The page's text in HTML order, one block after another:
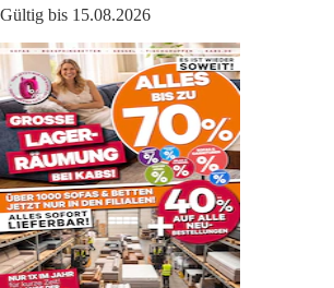
Gültig bis 15.08.2026